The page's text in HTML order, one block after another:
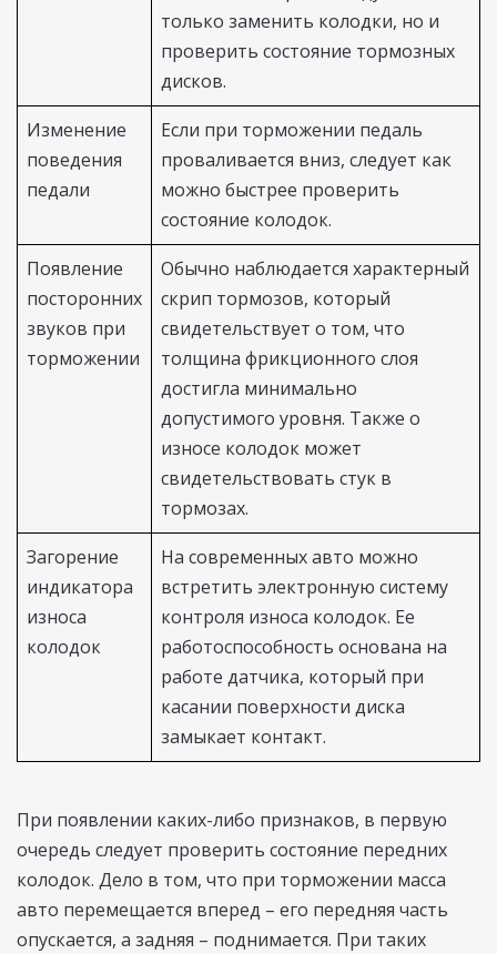
только заменить колодки, но и
проверить состояние тормозных
дисков.
Изменение
поведения
педали
Если при торможении педаль
проваливается вниз, следует как
можно быстрее проверить
состояние колодок.
Появление
посторонних
звуков при
торможении
Обычно наблюдается характерный
скрип тормозов, который
свидетельствует о том, что
толщина фрикционного слоя
достигла минимально
допустимого уровня. Также о
износе колодок может
свидетельствовать стук в
тормозах.
Загорение
индикатора
износа
колодок
На современных авто можно
встретить электронную систему
контроля износа колодок. Ее
работоспособность основана на
работе датчика, который при
касании поверхности диска
замыкает контакт.
При появлении каких-либо признаков, в первую
очередь следует проверить состояние передних
колодок. Дело в том, что при торможении масса
авто перемещается вперед – его передняя часть
опускается, а задняя – поднимается. При таких